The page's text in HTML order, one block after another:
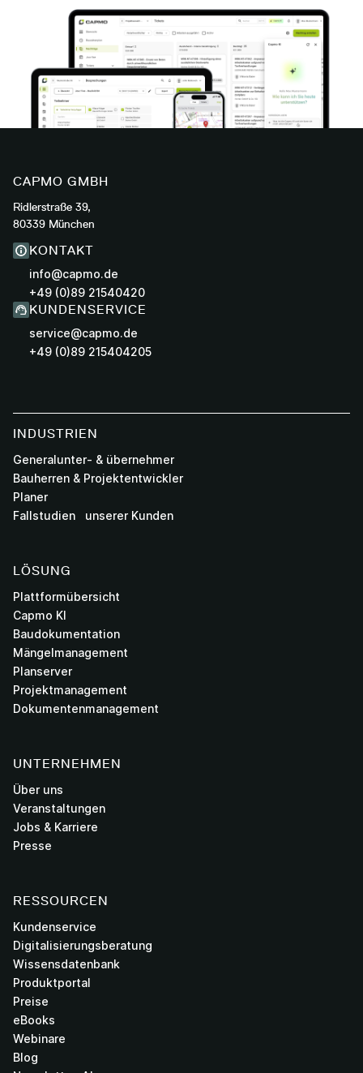
CAPMO GMBH
Ridlerstraße 39,
80339 München
KONTAKT
info@capmo.de
+49 (0)89 21540420
KUNDENSERVICE
service@capmo.de
+49 (0)89 215404205
INDUSTRIEN
Generalunter- & übernehmer
Bauherren & Projektentwickler
Planer
Fallstudien unserer Kunden
LÖSUNG
Plattformübersicht
Capmo KI
Baudokumentation
Mängelmanagement
Planserver
Projektmanagement
Dokumentenmanagement
UNTERNEHMEN
Über uns
Veranstaltungen
Jobs & Karriere
Presse
RESSOURCEN
Kundenservice
Digitalisierungsberatung
Wissensdatenbank
Produktportal
Preise
eBooks
Webinare
Blog